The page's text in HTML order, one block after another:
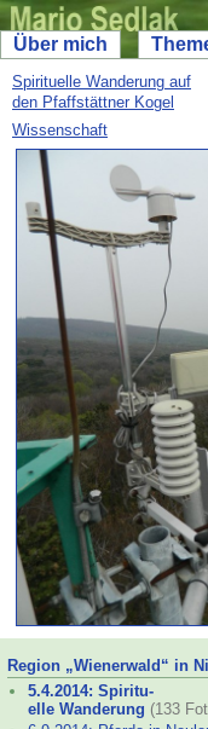
Über mich
Spirituelle Wanderung auf
den Pfaffstättner Kogel
Wissenschaft
Region „Wienerwald“ in
5.4.2014: Spiritu-
elle Wanderung (133